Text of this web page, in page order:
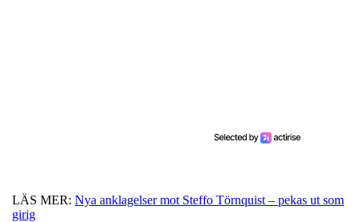
LÄS MER: Nya anklagelser mot Steffo Törnquist – pekas ut som
girig